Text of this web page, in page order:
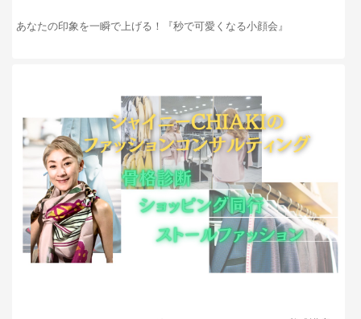
あなたの印象を一瞬で上げる！『秒で可愛くなる小顔会』